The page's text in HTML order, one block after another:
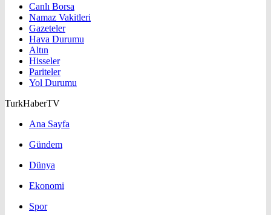
Canlı Borsa
Namaz Vakitleri
Gazeteler
Hava Durumu
Altın
Hisseler
Pariteler
Yol Durumu
TurkHaberTV
Ana Sayfa
Gündem
Dünya
Ekonomi
Spor